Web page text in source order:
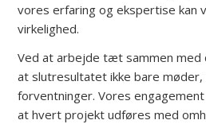
vores erfaring og ekspertise kan
virkelighed.
Ved at arbejde tæt sammen med
at slutresultatet ikke bare
forventninger. Vores
at hvert projekt udføres med